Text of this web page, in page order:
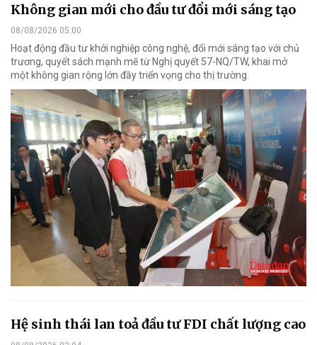
Không gian mới cho đầu tư đổi mới sáng tạo
08/08/2026 05:00
Hoạt động đầu tư khởi nghiệp công nghệ, đổi mới sáng tạo với chủ
trương, quyết sách mạnh mẽ từ Nghị quyết 57-NQ/TW, khai mở
một không gian rộng lớn đầy triển vọng cho thị trường.
Hệ sinh thái lan toả đầu tư FDI chất lượng cao